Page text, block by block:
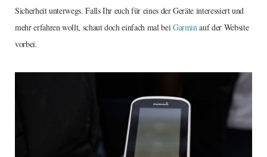
Sicherheit unterwegs. Falls Ihr euch für eines der Geräte interessiert und
mehr erfahren wollt, schaut doch einfach mal beiGarminauf der Website
vorbei.